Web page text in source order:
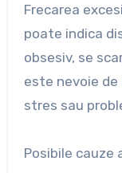
Frecarea
poate indica
obsesiv, se
este nevoie
stres sau
Posibile cauze